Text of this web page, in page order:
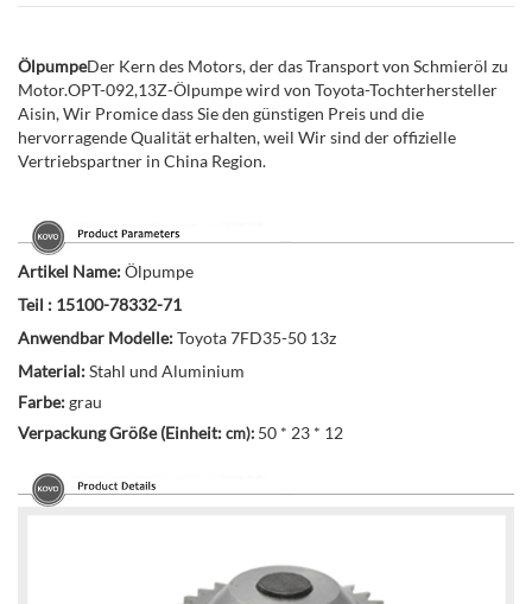
ÖlpumpeDer Kern des Motors, der das Transport von Schmieröl zu
Motor.OPT-092,13Z-Ölpumpe wird von Toyota-Tochterhersteller
Aisin, Wir Promice dass Sie den günstigen Preis und die
hervorragende Qualität erhalten, weil Wir sind der offizielle
Vertriebspartner in China Region.
Artikel Name:Ölpumpe
Teil : 15100-78332-71
Anwendbar Modelle:Toyota 7FD35-50 13z
Material:Stahl und Aluminium
Farbe:grau
Verpackung Größe (Einheit:cm): 50 * 23 * 12